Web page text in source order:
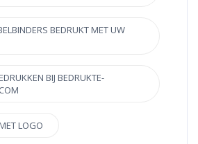
BEDRUKT MET UW
BIJ BEDRUKTE-
LOGO